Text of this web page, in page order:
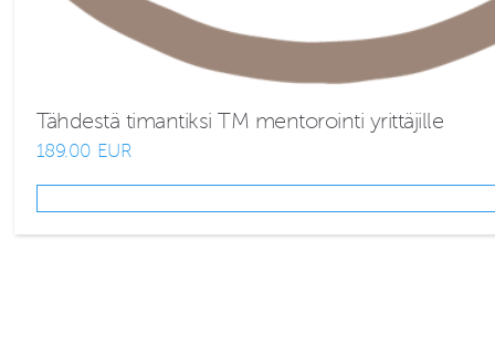
Tähdestä timantiksi TM mentorointi yrittäjille
189.00 EUR